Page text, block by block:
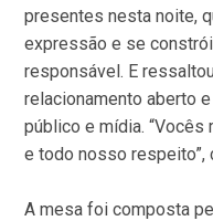
presentes nesta noite,
expressão e se
responsável. E
relacionamento aberto
público e mídia.
e todo nosso respeito”,
A mesa foi composta